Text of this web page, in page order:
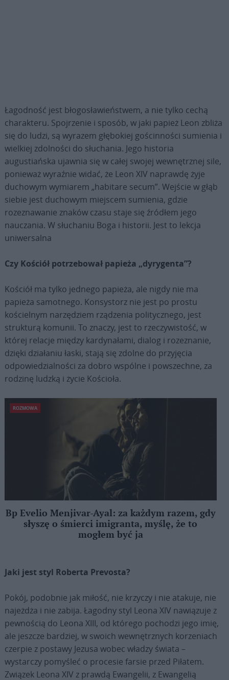
Łagodność jest błogosławieństwem, a nie tylko cechą
charakteru. Spojrzenie i sposób, w jaki papież Leon zbliża
się do ludzi, są wyrazem głębokiej gościnności sumienia i
wielkiej zdolności do słuchania. Jego historia
augustiańska ujawnia się w całej swojej wewnętrznej sile,
ponieważ wyraźnie widać, że Leon XIV naprawdę żyje
duchowym wymiarem „habitare secum”. Wejście w głąb
siebie jest duchowym miejscem sumienia, gdzie
rozeznawanie znaków czasu staje się źródłem jego
nauczania. W słuchaniu Boga i historii. Jest to lekcja
uniwersalna
Czy Kościół potrzebował papieża „dyrygenta”?
Kościół ma tylko jednego papieża, ale nigdy nie ma
papieża samotnego. Konsystorz nie jest po prostu
kościelnym narzędziem rządzenia politycznego, jest
strukturą komunii. To znaczy, jest to rzeczywistość, w
której relacje między kardynałami, dialog i rozeznanie,
dzięki działaniu łaski, stają się zdolne do przyjęcia
odpowiedzialności za dobro wspólne i powszechne, za
rodzinę ludzką i życie Kościoła.
ROZMOWA
Bp Evelio Menjivar-Ayal: za każdym razem, gdy
słyszę o śmierci imigranta, myślę, że to
mogłem być ja
Jaki jest styl Roberta Prevosta?
Pokój, podobnie jak miłość, nie krzyczy i nie atakuje, nie
najeżdża i nie zabija. Łagodny styl Leona XIV nawiązuje z
pewnością do Leona XIII, od którego pochodzi jego imię,
ale jeszcze bardziej, w swoich wewnętrznych korzeniach
czerpie z postawy Jezusa wobec władzy świata –
wystarczy pomyśleć o procesie farsie przed Piłatem.
Związek Leona XIV z prawdą Ewangelii, z Ewangelią